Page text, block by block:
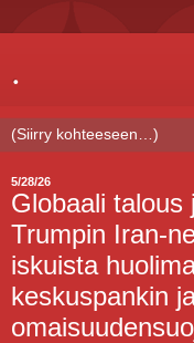
.
5/28/26
Globaali talous
Trumpin Iran-
iskuista
keskuspankin